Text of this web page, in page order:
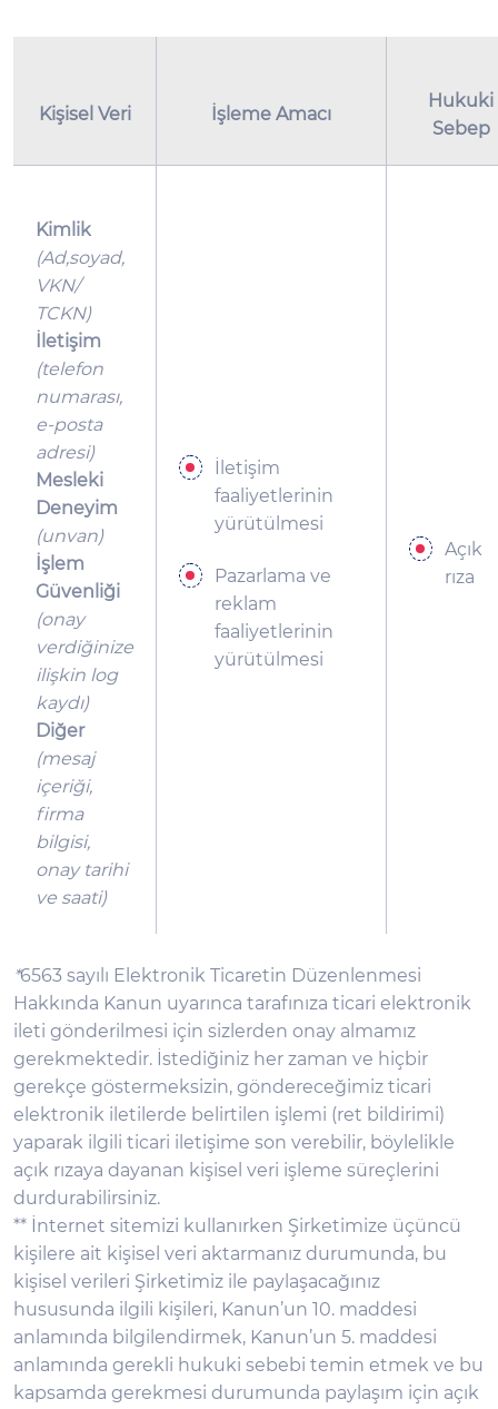
Kişisel Veri İşleme Amacı
Hukuki
Sebep
Kimlik
(Ad,soyad,
VKN/
TCKN)
İletişim
(telefon
numarası,
e-posta
adresi)
Mesleki
Deneyim
(unvan)
İşlem
Güvenliği
(onay
verdiğinize
ilişkin log
kaydı)
Diğer
(mesaj
içeriği,
firma
bilgisi,
onay tarihi
ve saati)
İletişim
faaliyetlerinin
yürütülmesi
Pazarlama ve
reklam
faaliyetlerinin
yürütülmesi
Açık
rıza
*6563 sayılı Elektronik Ticaretin Düzenlenmesi
Hakkında Kanun uyarınca tarafınıza ticari elektronik
ileti gönderilmesi için sizlerden onay almamız
gerekmektedir. İstediğiniz her zaman ve hiçbir
gerekçe göstermeksizin, göndereceğimiz ticari
elektronik iletilerde belirtilen işlemi (ret bildirimi)
yaparak ilgili ticari iletişime son verebilir, böylelikle
açık rızaya dayanan kişisel veri işleme süreçlerini
durdurabilirsiniz.
** İnternet sitemizi kullanırken Şirketimize üçüncü
kişilere ait kişisel veri aktarmanız durumunda, bu
kişisel verileri Şirketimiz ile paylaşacağınız
hususunda ilgili kişileri, Kanun’un 10. maddesi
anlamında bilgilendirmek, Kanun’un 5. maddesi
anlamında gerekli hukuki sebebi temin etmek ve bu
kapsamda gerekmesi durumunda paylaşım için açık